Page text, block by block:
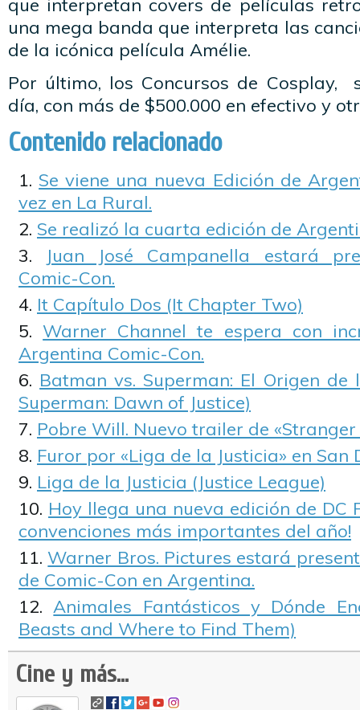
una mega banda que interpreta las
de la icónica película Amélie.
Por último, los Concursos de Cosplay,
día, con más de $500.000 en efectivo y
Contenido relacionado
Se viene una nueva Edición de
vez en La Rural.
Se realizó la cuarta edición de
Juan José Campanella estará
Comic-Con.
It Capítulo Dos (It Chapter Two)
Warner Channel te espera con
Argentina Comic-Con.
Batman vs. Superman: El Origen
Superman: Dawn of Justice)
Pobre Will. Nuevo trailer de «Stranger
Furor por «Liga de la Justicia» en San
Liga de la Justicia (Justice League)
Hoy llega una nueva edición de DC
convenciones más importantes del año!
Warner Bros. Pictures estará
de Comic-Con en Argentina.
Animales Fantásticos y Dónde
Beasts and Where to Find Them)
Cine y más...